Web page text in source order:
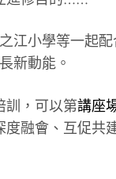
江小學等一起
新動能。
訓，可以第講座
融會、互促共